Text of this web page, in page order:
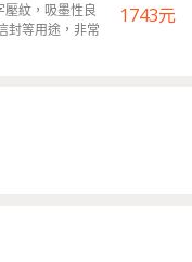
壓紋，吸墨性良
封等用途，非常
1743元